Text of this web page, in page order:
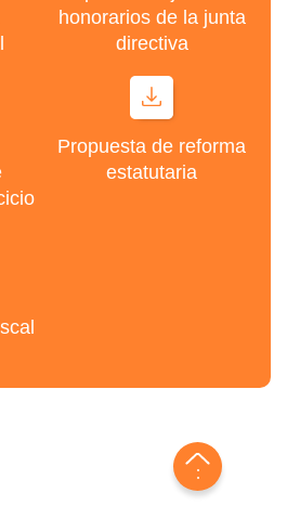
honorarios de la junta
directiva
Propuesta de reforma
estatutaria